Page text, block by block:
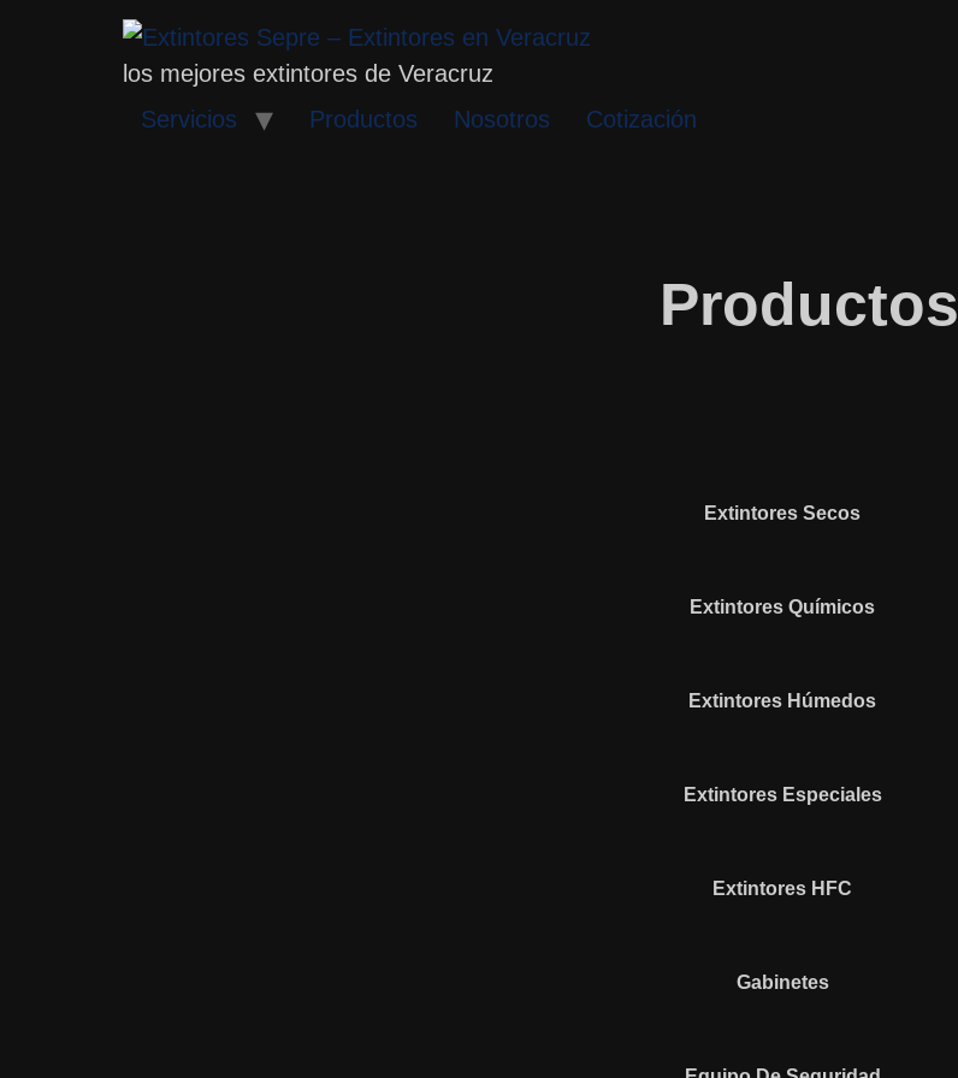
los mejores extintores de Veracruz
Servicios
Productos Nosotros Cotización
Productos
Extintores Secos
Extintores Químicos
Extintores Húmedos
Extintores Especiales
Extintores HFC
Gabinetes